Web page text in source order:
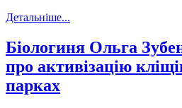
Детальніше...
Біологиня Ольга
про активізацію
парках